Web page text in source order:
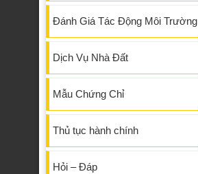
Đánh Giá Tác Động Môi Trường
Dịch Vụ Nhà Đất
Mẫu Chứng Chỉ
Thủ tục hành chính
Hỏi – Đáp